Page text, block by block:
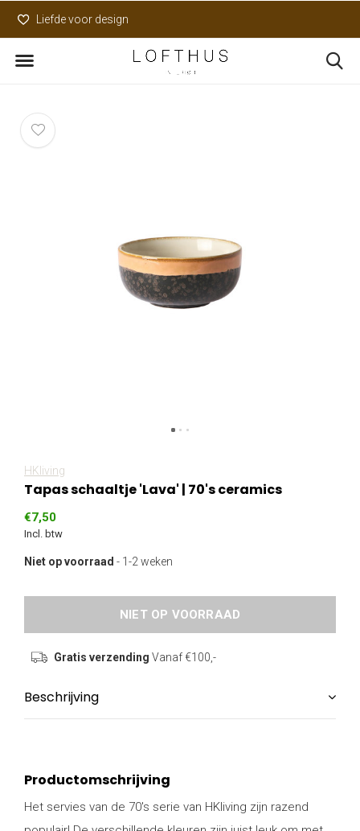
Liefde voor design
HKliving
Tapas schaaltje 'Lava' | 70's ceramics
€7,50
Incl. btw
Niet op voorraad - 1-2 weken
NIET OP VOORRAAD
Gratis verzending Vanaf €100,-
Beschrijving
Productomschrijving
Het servies van de 70's serie van HKliving zijn razend